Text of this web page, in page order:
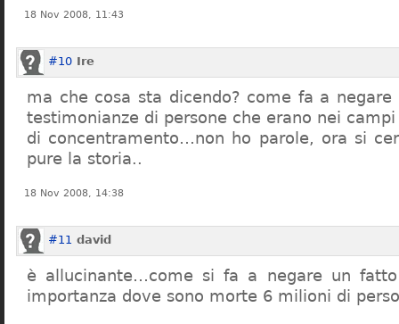
18 Nov 2008, 11:43
#10 Ire
ma che cosa sta dicendo? come fa a
testimonianze di persone che erano nei campi
di concentramento…non ho parole, ora si
pure la storia..
18 Nov 2008, 14:38
#11 david
è allucinante…come si fa a negare un
importanza dove sono morte 6 milioni di